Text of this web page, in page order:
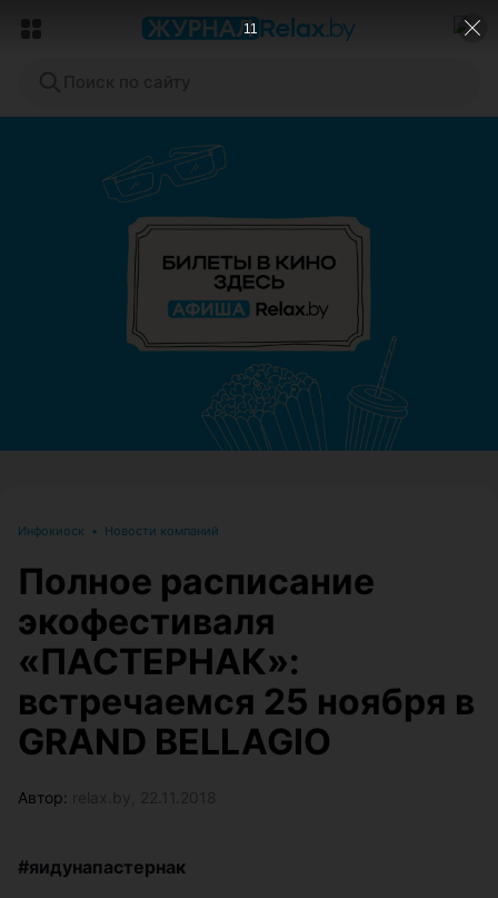
ЭФФЕКТИВНАЯ РЕКЛАМА НА САЙТЕ
Инфокиоск • Новости компаний
Полное расписание
экофестиваля
«ПАСТЕРНАК»:
встречаемся 25 ноября в
GRAND BELLAGIO
Автор:
#яидунапастернак
9